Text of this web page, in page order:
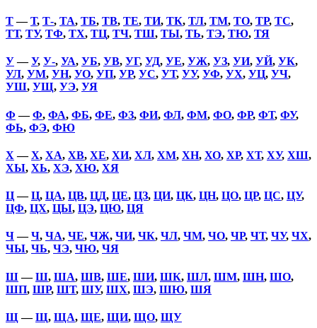
Т—Т, Т-, ТА, ТБ, ТВ, ТЕ, ТИ, ТК, ТЛ, ТМ, ТО, ТР, ТС,
ТТ, ТУ, ТФ, ТХ, ТЦ, ТЧ, ТШ, ТЫ, ТЬ, ТЭ, ТЮ, ТЯ
У—У, У-, УА, УБ, УВ, УГ, УД, УЕ, УЖ, УЗ, УИ, УЙ, УК,
УЛ, УМ, УН, УО, УП, УР, УС, УТ, УУ, УФ, УХ, УЦ, УЧ,
УШ, УЩ, УЭ, УЯ
Ф —Ф, ФА, ФБ, ФЕ, ФЗ, ФИ, ФЛ, ФМ, ФО, ФР, ФТ, ФУ,
ФЬ, ФЭ, ФЮ
Х —Х, ХА, ХВ, ХЕ, ХИ, ХЛ, ХМ, ХН, ХО, ХР, ХТ, ХУ, ХШ,
ХЫ, ХЬ, ХЭ, ХЮ, ХЯ
Ц—Ц, ЦА, ЦВ, ЦД, ЦЕ, ЦЗ, ЦИ, ЦК, ЦН, ЦО, ЦР, ЦС, ЦУ,
ЦФ, ЦХ, ЦЫ, ЦЭ, ЦЮ, ЦЯ
Ч—Ч, ЧА, ЧЕ, ЧЖ, ЧИ, ЧК, ЧЛ, ЧМ, ЧО, ЧР, ЧТ, ЧУ, ЧХ,
ЧЫ, ЧЬ, ЧЭ, ЧЮ, ЧЯ
Ш—Ш, ША, ШВ, ШЕ, ШИ, ШК, ШЛ, ШМ, ШН, ШО,
ШП, ШР, ШТ, ШУ, ШХ, ШЭ, ШЮ, ШЯ
Щ —Щ, ЩА, ЩЕ, ЩИ, ЩО, ЩУ